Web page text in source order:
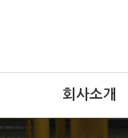
회사소개